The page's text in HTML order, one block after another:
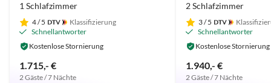
1 Schlafzimmer
4/ 5
Klassifizierung
Schnellantworter
Kostenlose Stornierung
1.715,- €
2 Gäste / 7 Nächte
2 Schlafzimmer
3/ 5
Schnellantworter
Kostenlose Stornierung
1.940,- €
2 Gäste / 7 Nächte